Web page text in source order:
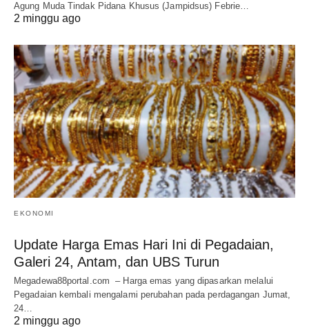
Agung Muda Tindak Pidana Khusus (Jampidsus) Febrie…
2 minggu ago
EKONOMI
Update Harga Emas Hari Ini di Pegadaian,
Galeri 24, Antam, dan UBS Turun
Megadewa88portal.com – Harga emas yang dipasarkan melalui
Pegadaian kembali mengalami perubahan pada perdagangan Jumat,
24…
2 minggu ago